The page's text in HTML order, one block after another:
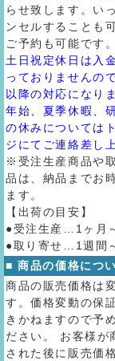
らせ致します。い
ンセルすることも
ご予約も可能です。
土日祝定休日は入
っておりませんの
以降の対応になり
年始、夏季休暇、
の休みについては
ジにてご連絡差し
※受注生産商品や
品は、納品までお
ます。
【出荷の目安】
●受注生産…1ヶ月
●取り寄せ…1週間
■ 商品の価格につ
商品の販売価格は
す。価格変動の保
きかねますので予
ださい。 お客様が
された後に販売価